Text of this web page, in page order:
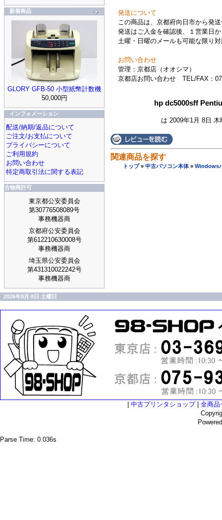
発送について
この商品は、京都府向日市から発
発送はご入金を確認後、１営業日
土曜・日曜のメールも可能な限り
お問い合わせ
管理：京都店（オオシマ）
京都店お問い合わせ TEL/FAX：
hp dc5000sff
は 2009年1月 8日 木
関連商品を探す
トップ» 中古パソコン本体 » Windows
新着商品
GLORY GFB-50 小型紙幣計数機
50,000円
インフォメーション
配送/納期/返品について
ご注文/お支払について
プライバシーについて
ご利用規約
お問い合わせ
特定商取引法に関する表記
古物商許可
東京都公安委員会
第30776508089号
事務機器商
京都府公安委員会
第612210630008号
事務機器商
埼玉県公安委員会
第431310022242号
事務機器商
2026年8月 8日 土曜日
中古プリンタショップ| 全商品
Parse Time: 0.036s